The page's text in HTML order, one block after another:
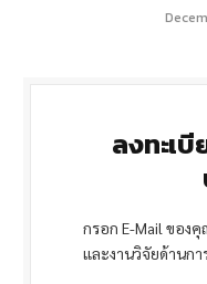
ลงทะเ
กรอก E-Mail ของ
และงานวิจัยด้านก